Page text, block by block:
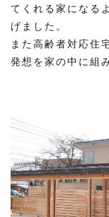
てくれる家になる
げました。
また高齢者対応住
発想を家の中に組